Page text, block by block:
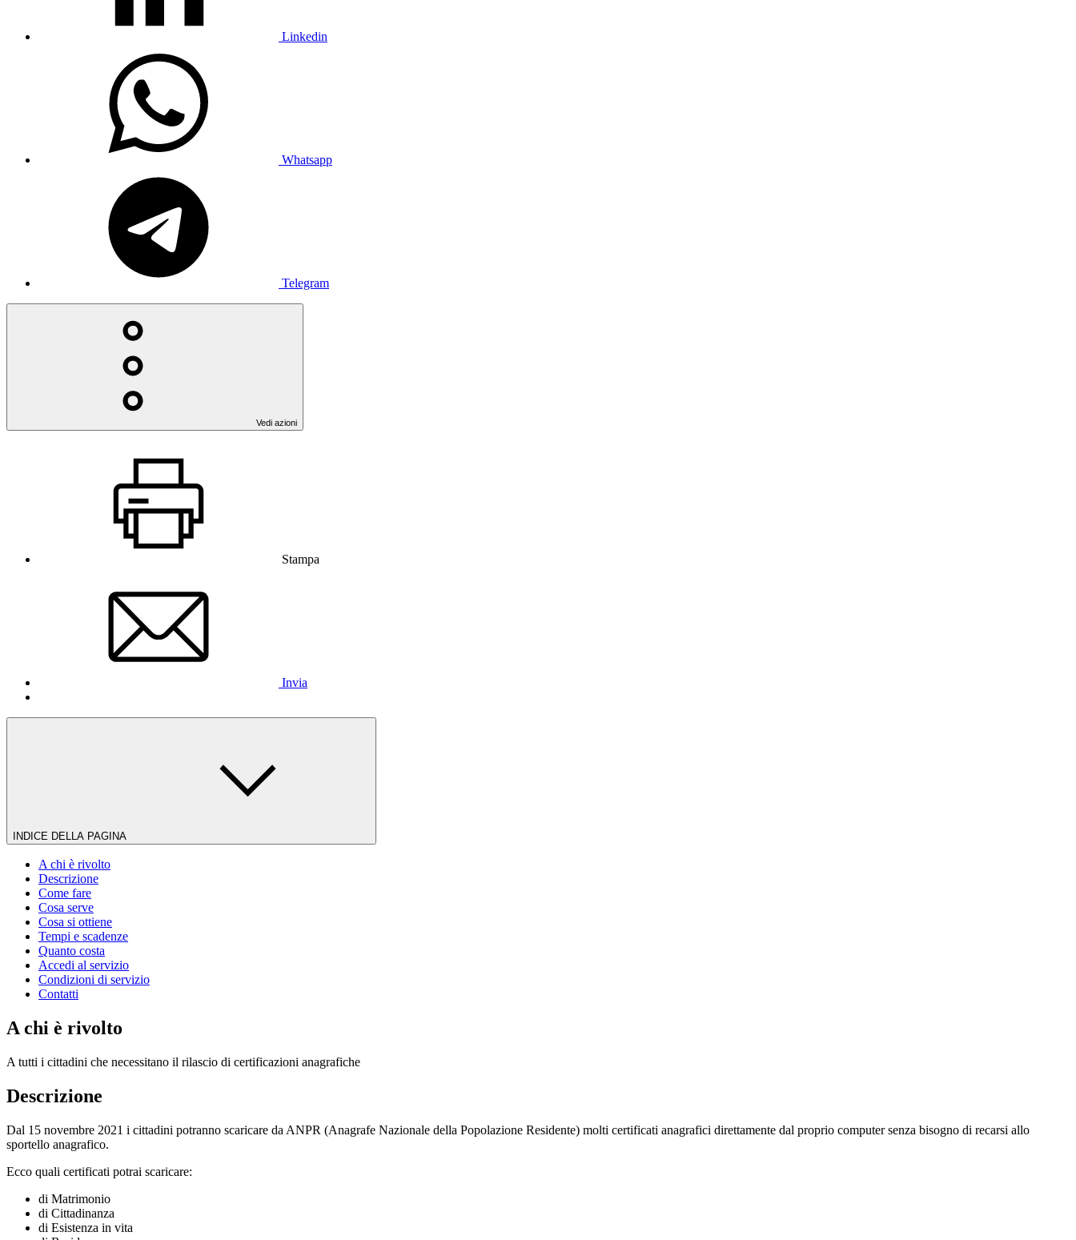
Linkedin
Whatsapp
Telegram
Vedi azioni
Stampa
Invia
INDICE DELLA PAGINA
A chi è rivolto
Descrizione
Come fare
Cosa serve
Cosa si ottiene
Tempi e scadenze
Quanto costa
Accedi al servizio
Condizioni di servizio
Contatti
A chi è rivolto
A tutti i cittadini che necessitano il rilascio di certificazioni anagrafiche
Descrizione
Dal 15 novembre 2021 i cittadini potranno scaricare da ANPR (Anagrafe Nazionale della Popolazione Residente) molti certificati anagrafici direttamente dal proprio computer senza bisogno di recarsi allo
sportello anagrafico.
Ecco quali certificati potrai scaricare:
di Matrimonio
di Cittadinanza
di Esistenza in vita